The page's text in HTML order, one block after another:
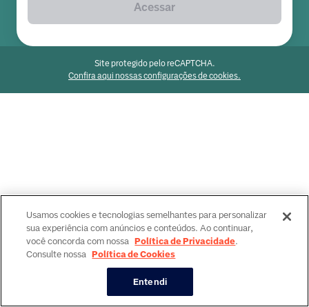
Acessar
Site protegido pelo reCAPTCHA.
Confira aqui nossas configurações de cookies.
Usamos cookies e tecnologias semelhantes para personalizar
sua experiência com anúncios e conteúdos. Ao continuar,
você concorda com nossa Política de Privacidade.
Consulte nossa Política de Cookies
Entendi